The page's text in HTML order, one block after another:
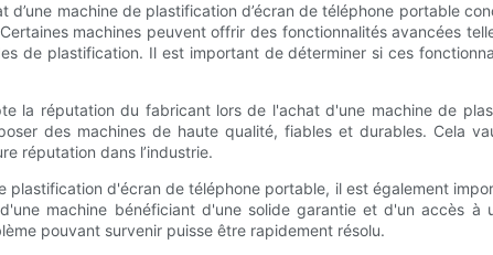
d’une machine de plastification d’écran de téléphone portable
machines peuvent offrir des fonctionnalités avancées
de plastification. Il est important de déterminer si ces
la réputation du fabricant lors de l'achat d'une machine de
des machines de haute qualité, fiables et durables. Cela
réputation dans l’industrie.
plastification d'écran de téléphone portable, il est également
machine bénéficiant d'une solide garantie et d'un accès
pouvant survenir puisse être rapidement résolu.